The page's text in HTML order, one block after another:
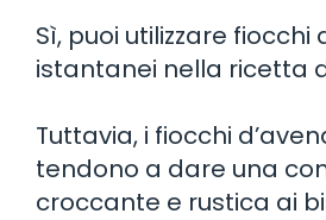
Sì, puoi utilizzare fiocchi
istantanei nella ricetta
Tuttavia, i fiocchi
tendono a dare una
croccante e rustica ai